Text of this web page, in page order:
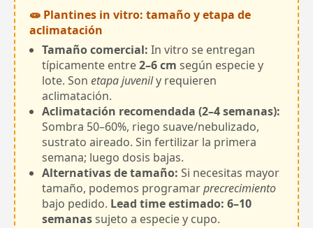
🧫 Plantines in vitro: tamaño y etapa de
aclimatación
Tamaño comercial: In vitro se entregan
típicamente entre2–6 cm según especie y
lote. Son etapa juvenily requieren
aclimatación.
Aclimatación recomendada (2–4 semanas):
Sombra 50–60%, riego suave/nebulizado,
sustrato aireado. Sin fertilizar la primera
semana; luego dosis bajas.
Alternativas de tamaño: Si necesitas mayor
tamaño, podemos programarprecrecimiento
bajo pedido. Lead time estimado: 6–10
semanassujeto a especie y cupo.